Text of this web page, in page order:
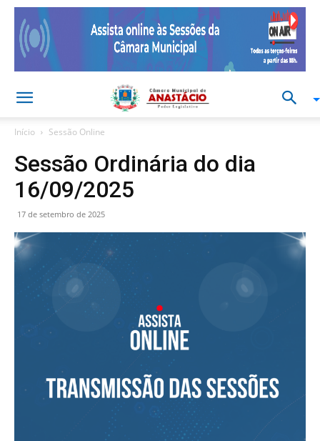
Início Sessão Online
Sessão Ordinária do dia
16/09/2025
17 de setembro de 2025